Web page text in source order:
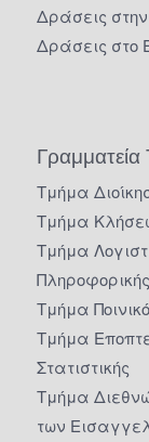
Δράσεις
Δράσεις στο
Τμήμα
Τμήμα
Τμήμα
Πληροφορικής
Τμήμα Ποινικό
Τμήμα
Στατιστικής
Τμήμα
των